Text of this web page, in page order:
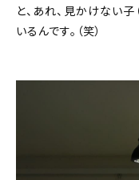
と、あれ、見かけない
いるんです。（笑）